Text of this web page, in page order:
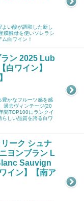
い酸が調和した新し
膜酵母を使いソレラシ
白ワイン！
ン 2025 Lub
ワイン】
豊かなフルーツ感を感
過去ヴィンテージ(20
間TOP100にランクイ
らしい品質を誇る白ワ
ーク シュナ
ヨンブラン L
Sauvign
イン】【南ア